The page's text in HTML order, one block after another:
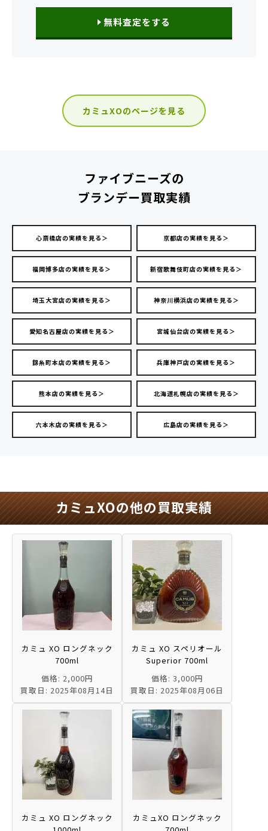
無料査定をする
カミュXOのページを見る
ファイブニーズの
ブランデー買取実績
心斎橋店の実績を見る＞ 京都店の実績を見る＞
福岡博多店の実績を見る＞ 新宿歌舞伎町店の実績を見る＞
埼玉大宮店の実績を見る＞ 神奈川横浜店の実績を見る＞
愛知名古屋店の実績を見る＞ 宮城仙台店の実績を見る＞
錦糸町本店の実績を見る＞ 兵庫神戸店の実績を見る＞
熊本店の実績を見る＞ 北海道札幌店の実績を見る＞
六本木店の実績を見る＞ 広島店の実績を見る＞
カミュXOの他の買取実績
カミュ XO ロングネック
700ml
価格: 2,000円
買取日: 2025年08月14日
カミュ XO スペリオール
Superior 700ml
価格: 3,000円
買取日: 2025年08月06日
カミュ XO ロングネック
カミュXO ロングネック